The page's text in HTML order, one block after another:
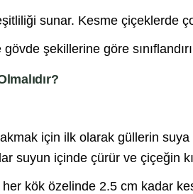
sunar. Kesme çiçeklerde
şekillerine göre
için ilk olarak güllerin suya
suyun içinde çürür ve çiçeğin
kök özelinde 2.5 cm kadar